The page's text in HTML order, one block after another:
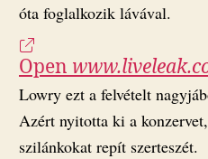
óta foglalkozik lávával.
Open
Lowry ezt a felvételt
Azért nyitotta ki a
szilánkokat repít szerteszét.